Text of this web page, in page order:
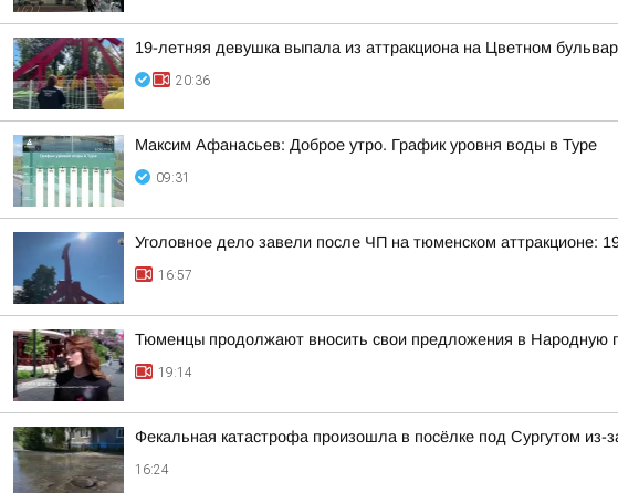
19-летняя девушка выпала из аттракциона на Цветном
20:36
Максим Афанасьев: Доброе утро. График уровня воды в Туре
09:31
Уголовное дело завели после ЧП на тюменском аттракционе:
16:57
Тюменцы продолжают вносить свои предложения в Народную
19:14
Фекальная катастрофа произошла в посёлке под Сургутом из-
16:24